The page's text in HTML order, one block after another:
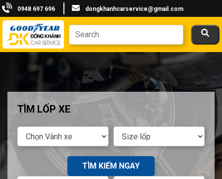
0948 697 696 dongkhanhcarservice@gmail.com
TÌM LỐP XE
TÌM KIẾM NGAY